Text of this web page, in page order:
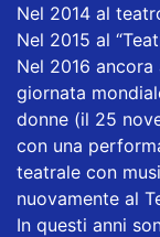
Nel 2014 al
Nel 2015 al
Nel 2016 ancora
giornata
donne (il 25
con una
teatrale con
nuovamente al
In questi anni